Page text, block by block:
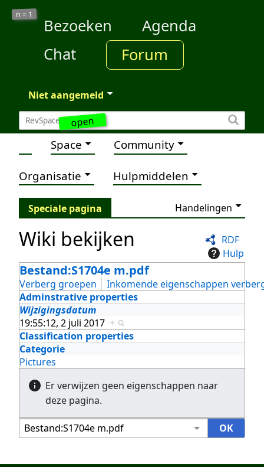
open
n = 1
Bezoeken
Agenda
Chat
Forum
Niet aangemeld
Space Community
Organisatie Hulpmiddelen
Speciale pagina Handelingen
RDF
Hulp
Wiki bekijken
Bestand:S1704e m.pdf
Verberg groepen
Inkomende eigenschappen
Adminstrative properties
Wijzigingsdatum
19:55:12, 2 juli 2017 +
Classification properties
Categorie
Pictures
Er verwijzen geen eigenschappen naar
deze pagina.